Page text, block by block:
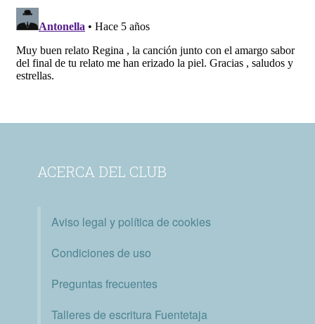
ACERCA DEL CLUB
Aviso legal y política de cookies
Condiciones de uso
Preguntas frecuentes
Talleres de escritura Fuentetaja